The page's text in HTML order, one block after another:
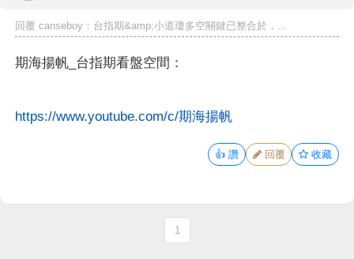
回覆 canseboy：台指期&amp;小道瓊多空關鍵已整合於，...
期海揚帆_台指期看盤空間：
https://www.youtube.com/c/期海揚帆
👍 讚 回覆 收藏
1